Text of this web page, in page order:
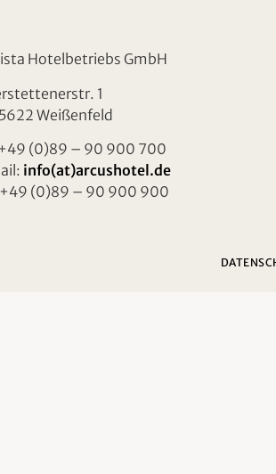
Hotelbetriebs GmbH
1
Weißenfeld
(0)89 – 90 900 700
info(at)arcushotel.de
+49 (0)89 – 90 900 900